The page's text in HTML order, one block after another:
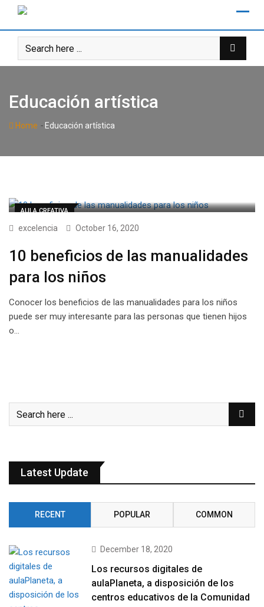
content
Educación artística
Home - Educación artística
AULA CREATIVA
excelencia October 16, 2020
10 beneficios de las manualidades
para los niños
Conocer los beneficios de las manualidades para los niños
puede ser muy interesante para las personas que tienen hijos
o…
Latest Update
RECENT POPULAR COMMON
December 18, 2020
Los recursos digitales de
aulaPlaneta, a disposición de los
centros educativos de la Comunidad